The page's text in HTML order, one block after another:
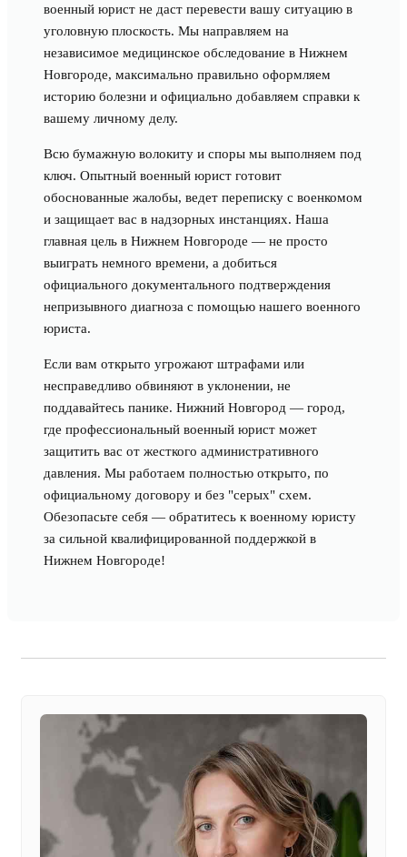
военный юрист не даст перевести вашу ситуацию в
уголовную плоскость. Мы направляем на
независимое медицинское обследование в Нижнем
Новгороде, максимально правильно оформляем
историю болезни и официально добавляем справки к
вашему личному делу.
Всю бумажную волокиту и споры мы выполняем под
ключ. Опытный военный юрист готовит
обоснованные жалобы, ведет переписку с военкомом
и защищает вас в надзорных инстанциях. Наша
главная цель в Нижнем Новгороде — не просто
выиграть немного времени, а добиться
официального документального подтверждения
непризывного диагноза с помощью нашего военного
юриста.
Если вам открыто угрожают штрафами или
несправедливо обвиняют в уклонении, не
поддавайтесь панике. Нижний Новгород — город,
где профессиональный военный юрист может
защитить вас от жесткого административного
давления. Мы работаем полностью открыто, по
официальному договору и без "серых" схем.
Обезопасьте себя — обратитесь к военному юристу
за сильной квалифицированной поддержкой в
Нижнем Новгороде!